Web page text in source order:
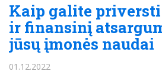
Kaip galite
ir finansinį
jūsų įmonės naudai
01.12.2022